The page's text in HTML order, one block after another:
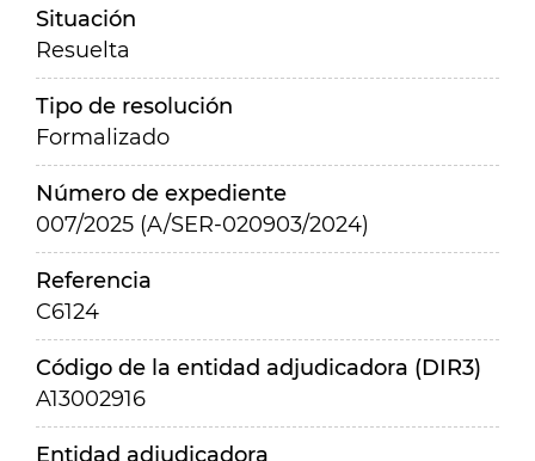
Situación
Resuelta
Tipo de resolución
Formalizado
Número de expediente
007/2025 (A/SER-020903/2024)
Referencia
C6124
Código de la entidad adjudicadora (DIR3)
A13002916
Entidad adjudicadora